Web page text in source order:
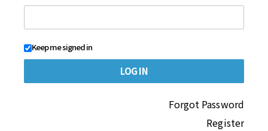
Keep me signed in
Forgot Password
Register